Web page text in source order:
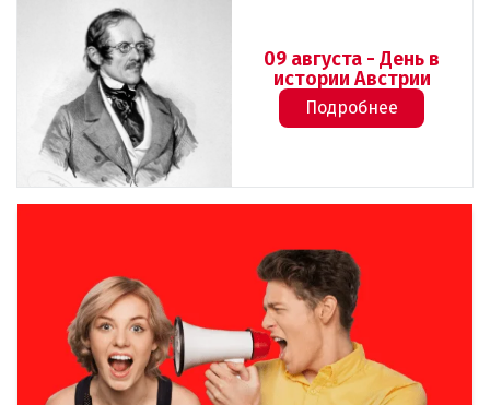
09 августа - День в
истории Австрии
Подробнее